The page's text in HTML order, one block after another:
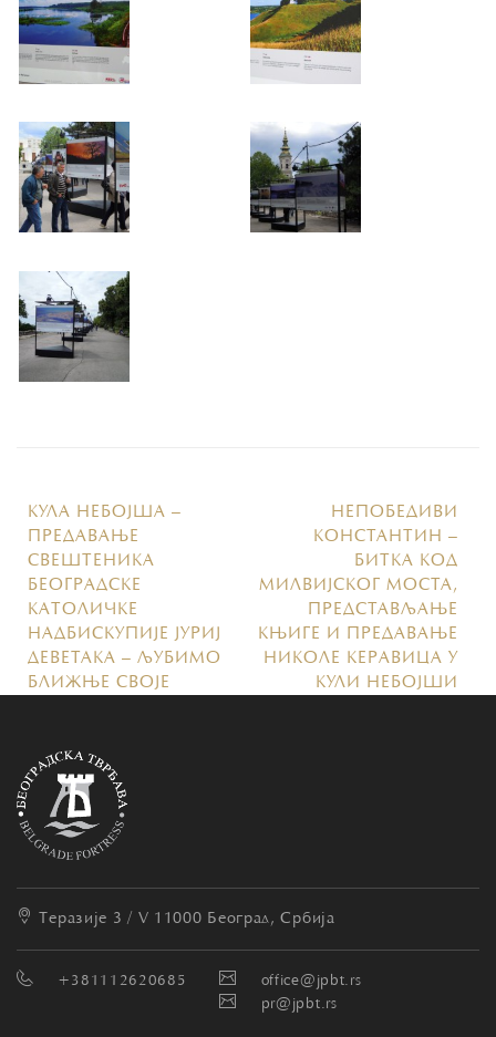
КУЛА НЕБОЈША –
ПРЕДАВАЊЕ
СВЕШТЕНИКА
БЕОГРАДСКЕ
КАТОЛИЧКЕ
НАДБИСКУПИЈЕ ЈУРИЈ
ДЕВЕТАКА – ЉУБИМО
БЛИЖЊЕ СВОЈЕ
НЕПОБЕДИВИ
КОНСТАНТИН –
БИТКА КОД
МИЛВИЈСКОГ МОСТА,
ПРЕДСТАВЉАЊЕ
КЊИГЕ И ПРЕДАВАЊЕ
НИКОЛЕ КЕРАВИЦА У
КУЛИ НЕБОЈШИ
Теразије 3 / V 11000 Београд, Србија
+381112620685
office@jpbt.rs
pr@jpbt.rs